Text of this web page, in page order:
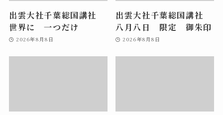
出雲大社千葉総国講社
世界に 一つだけ
2026年8月8日
出雲大社千葉総国講社
八月八日 限定 御朱印
2026年8月8日